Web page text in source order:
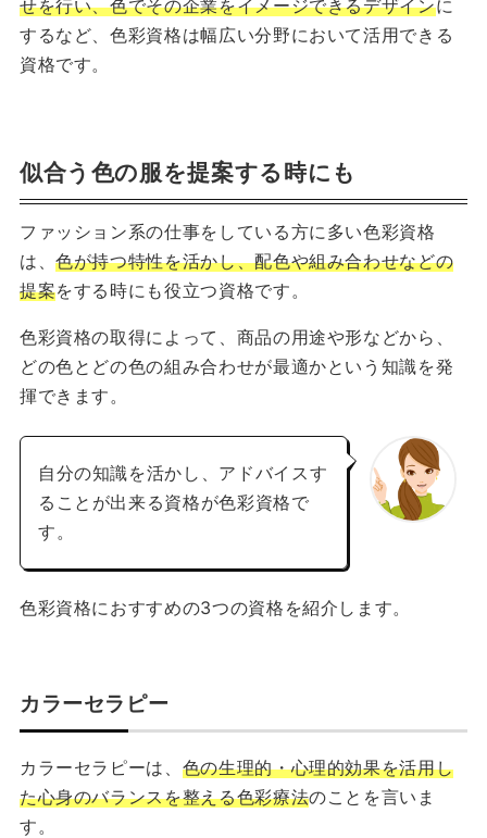
せを行い、色でその企業をイメージできるデザインに
するなど、色彩資格は幅広い分野において活用できる
資格です。
似合う色の服を提案する時にも
ファッション系の仕事をしている方に多い色彩資格
は、色が持つ特性を活かし、配色や組み合わせなどの
提案をする時にも役立つ資格です。
色彩資格の取得によって、商品の用途や形などから、
どの色とどの色の組み合わせが最適かという知識を発
揮できます。
自分の知識を活かし、アドバイスす
ることが出来る資格が色彩資格で
す。
色彩資格におすすめの3つの資格を紹介します。
カラーセラピー
カラーセラピーは、 色の生理的・心理的効果を活用し
た心身のバランスを整える色彩療法のことを言いま
す。